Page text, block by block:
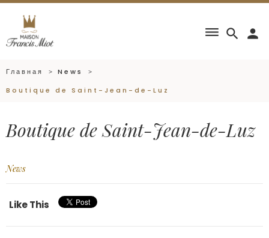
search
dehaze person
Главная
News
Boutique de Saint-Jean-de-Luz
Boutique de Saint-Jean-de-Luz
News
Like This